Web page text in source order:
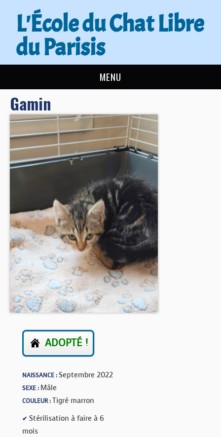
L'École du Chat Libre
du Parisis
MENU
L’ÉCOLE DU CHAT
ACTUALITÉS
ADOPTER
BOUTIQUE
FORUM
Gamin
ADOPTÉ !
NAISSANCE :Septembre 2022
SEXE : Mâle
COULEUR :Tigré marron
✔ Stérilisation à faire à 6
mois